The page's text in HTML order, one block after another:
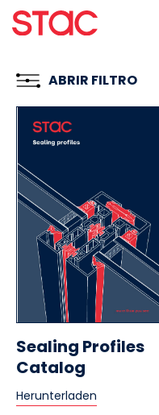
ABRIR FILTRO
Sealing Profiles
Catalog
Herunterladen